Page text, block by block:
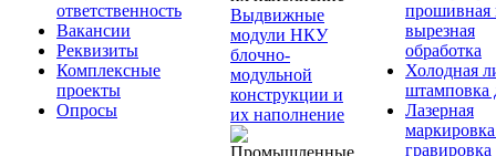
ответственность
Вакансии
Реквизиты
Комплексные
проекты
Опросы
Выдвижные
модули НКУ
блочно-
модульной
конструкции и
их наполнение
прошивная
вырезная
обработка
Холодная
штамповка
Лазерная
гравировка